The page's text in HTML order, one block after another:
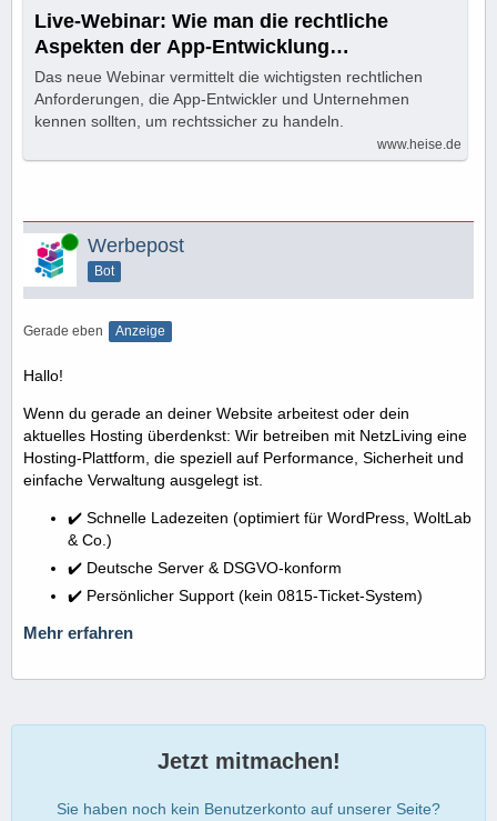
Live-Webinar: Wie man die rechtliche
Aspekten der App-Entwicklung
berücksichtigt
Das neue Webinar vermittelt die wichtigsten rechtlichen
Anforderungen, die App-Entwickler und Unternehmen
kennen sollten, um rechtssicher zu handeln.
www.heise.de
Online Werbepost
Bot
Gerade eben Anzeige
Hallo!
Wenn du gerade an deiner Website arbeitest oder dein
aktuelles Hosting überdenkst: Wir betreiben mit NetzLiving eine
Hosting-Plattform, die speziell auf Performance, Sicherheit und
einfache Verwaltung ausgelegt ist.
✔️ Schnelle Ladezeiten (optimiert für WordPress, WoltLab
& Co.)
✔️ Deutsche Server & DSGVO-konform
✔️ Persönlicher Support (kein 0815-Ticket-System)
Mehr erfahren
Jetzt mitmachen!
Sie haben noch kein Benutzerkonto auf unserer Seite?